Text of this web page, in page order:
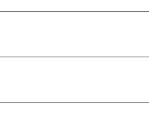
Tartu maakond